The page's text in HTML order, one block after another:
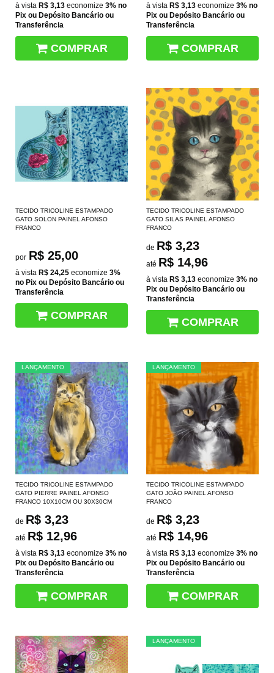
à vista R$ 3,13 economize 3% no
Pix ou Depósito Bancário ou
Transferência
COMPRAR
à vista R$ 3,13 economize 3% no
Pix ou Depósito Bancário ou
Transferência
COMPRAR
TECIDO TRICOLINE ESTAMPADO
GATO SOLON PAINEL AFONSO
FRANCO
por R$ 25,00
à vista R$ 24,25 economize 3%
no Pix ou Depósito Bancário ou
Transferência
COMPRAR
TECIDO TRICOLINE ESTAMPADO
GATO SILAS PAINEL AFONSO
FRANCO
de R$ 3,23
até R$ 14,96
à vista R$ 3,13 economize 3% no
Pix ou Depósito Bancário ou
Transferência
COMPRAR
LANÇAMENTO
TECIDO TRICOLINE ESTAMPADO
GATO PIERRE PAINEL AFONSO
FRANCO 10X10CM OU 30X30CM
de R$ 3,23
até R$ 12,96
à vista R$ 3,13 economize 3% no
Pix ou Depósito Bancário ou
Transferência
COMPRAR
LANÇAMENTO
TECIDO TRICOLINE ESTAMPADO
GATO JOÃO PAINEL AFONSO
FRANCO
de R$ 3,23
até R$ 14,96
à vista R$ 3,13 economize 3% no
Pix ou Depósito Bancário ou
Transferência
COMPRAR
LANÇAMENTO